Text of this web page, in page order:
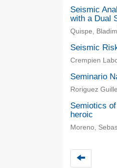
Seismic
with a Dual
Quispe,
Seismic
Crempien
Seminario
Roriguez
Semiotics
heroic
Moreno,